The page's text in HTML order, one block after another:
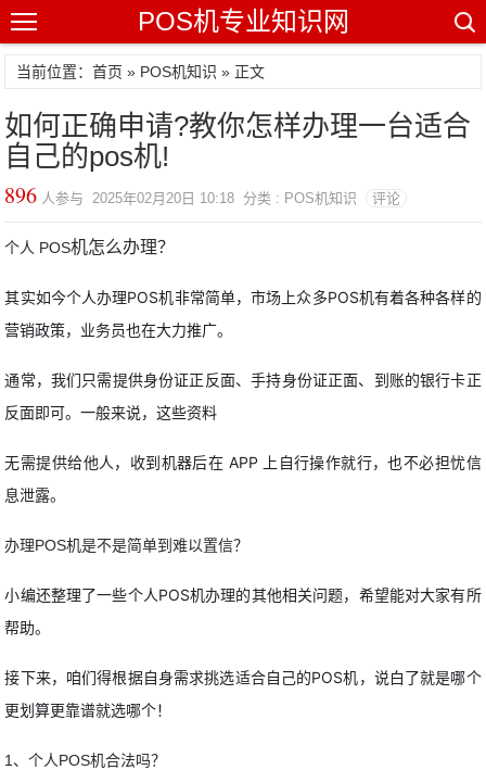
POS机专业知识网
当前位置：首页 » POS机知识 » 正文
如何正确申请?教你怎样办理一台适合
自己的pos机!
896 人参与 2025年02月20日 10:18 分类 : POS机知识 评论
个人 POS机怎么办理？
其实如今个人办理POS机非常简单，市场上众多POS机有着各种各样的
营销政策，业务员也在大力推广。
通常，我们只需提供身份证正反面、手持身份证正面、到账的银行卡正
反面即可。一般来说，这些资料
无需提供给他人，收到机器后在 APP 上自行操作就行，也不必担忧信
息泄露。
办理POS机是不是简单到难以置信？
小编还整理了一些个人POS机办理的其他相关问题，希望能对大家有所
帮助。
接下来，咱们得根据自身需求挑选适合自己的POS机，说白了就是哪个
更划算更靠谱就选哪个！
1、个人POS机合法吗？